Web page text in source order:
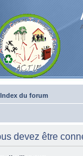
Index du forum
devez être